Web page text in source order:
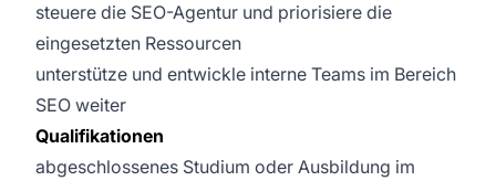
steuere die SEO-Agentur und priorisiere die
eingesetzten Ressourcen
unterstütze und entwickle interne Teams im Bereich
SEO weiter
Qualifikationen
abgeschlossenes Studium oder Ausbildung im